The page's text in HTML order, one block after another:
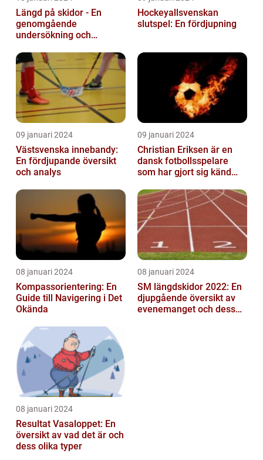
Längd på skidor - En
genomgående
undersökning och
Hockeyallsvenskan
slutspel: En fördjupning
09 januari 2024
Västsvenska innebandy:
En fördjupande översikt
och analys
09 januari 2024
Christian Eriksen är en
dansk fotbollsspelare
som har gjort sig känd
mittfältarna...
08 januari 2024
Kompassorientering: En
Guide till Navigering i Det
Okända
08 januari 2024
SM längdskidor 2022: En
djupgående översikt av
evenemanget och dess
08 januari 2024
Resultat Vasaloppet: En
översikt av vad det är och
dess olika typer